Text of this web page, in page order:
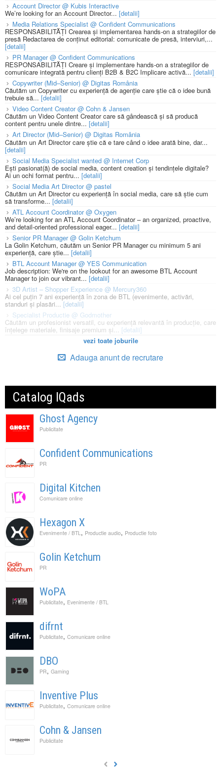
Account Director @ Kubis Interactive
We’re looking for an Account Director... [detalii]
Media Relations Specialist @ Confident Communications
RESPONSABILITĂȚI Crearea și implementarea hands-on a strategiilor de
presă Redactarea de conținut editorial: comunicate de presă, interviuri,...
[detalii]
PR Manager @ Confident Communications
RESPONSABILITĂȚI Creare și implementare hands-on a strategiilor de
comunicare integrată pentru clienți B2B & B2C Implicare activă... [detalii]
Copywriter (Mid–Senior) @ Digitas România
Căutăm un Copywriter cu experiență de agenție care știe că o idee bună
trebuie să... [detalii]
Video Content Creator @ Cohn & Jansen
Căutăm un Video Content Creator care să gândească și să producă
content pentru unele dintre... [detalii]
Art Director (Mid–Senior) @ Digitas România
Căutăm un Art Director care știe că e tare când o idee arată bine, dar...
[detalii]
Social Media Specialist wanted @ Internet Corp
Ești pasionat(ă) de social media, content creation și tendințele digitale?
Ai un ochi format pentru... [detalii]
Social Media Art Director @ pastel
Căutăm un Art Director cu experiență în social media, care să știe cum
să transforme... [detalii]
ATL Account Coordinator @ Oxygen
We’re looking for an ATL Account Coordinator – an organized, proactive,
and detail-oriented professional eager... [detalii]
Senior PR Manager @ Golin Ketchum
La Golin Ketchum, căutăm un Senior PR Manager cu minimum 5 ani
experiență, care știe... [detalii]
BTL Account Manager @ YES Communication
Job description: We're on the lookout for an awesome BTL Account
Manager to join our vibrant... [detalii]
3D Artist – Shopper Experience @ Mercury360
Ai cel puțin 7 ani experiență în zona de BTL (evenimente, activări,
standuri și plasări...[detalii]
Specialist Productie @ Godmother
Căutăm un profesionist versatil, cu experiență relevantă în producție, care
înțelege materiale, finisaje premium și... [detalii]
vezi toate joburile
Adauga anunt de recrutare
Catalog IQads
Ghost Agency
Publicitate
Confident Communications
PR
Digital Kitchen
Comunicare online
Hexagon X
Evenimente / BTL, Productie audio, Productie foto
Golin Ketchum
PR
WoPA
Publicitate, Evenimente / BTL
difrnt
Publicitate, Comunicare online
DBO
PR, Gaming
Inventive Plus
Publicitate, Comunicare online
Cohn & Jansen
Publicitate